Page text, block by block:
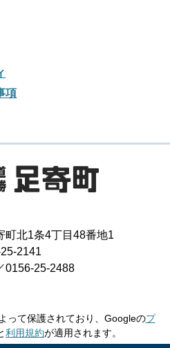
項
町北1条4丁目48番地1
2141
0156-25-2488
って保護されており、Googleのプ
利用規約が適用されます。